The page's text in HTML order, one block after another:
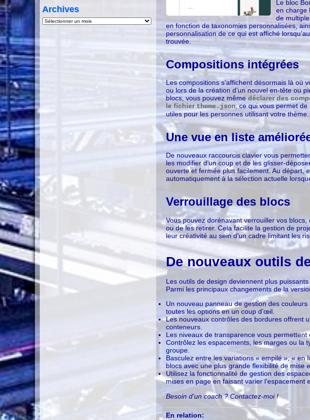
Archives
Archives
Le bloc
en charge
de
en fonction de taxonomies personnalisées,
personnalisation de ce qui est affiché
trouvée.
Compositions intégrées
Les compositions s’affichent désormais là où
ou lors de la création d’un nouvel en-tête ou
blocs, vous pouvez même déclarer des
le fichier theme.json, ce qui vous permet
utiles pour les personnes utilisant votre thème.
Une vue en liste
De nouveaux raccourcis clavier vous
les modifier d’un coup et de les glisser-
ouverte et fermée plus facilement. Au départ,
automatiquement à la sélection actuelle
Verrouillage des blocs
Vous pouvez dorénavant verrouiller vos
ou de les retirer. Cela facilite la gestion de
leur créativité au sein d’un cadre limitant les
De nouveaux outils
Les outils de design deviennent plus
Parmi les principaux changements de la
Un nouveau panneau de gestion des
toutes les options en un coup d’œil.
Les nouveaux contrôles des bordures offrent
conteneurs.
Les niveaux de transparence vous
Contrôlez les espacements, les marges ou la
groupe.
Basculez entre les variations « empilé », «
blocs avec une plus grande flexibilité de mise
Utilisez la fonctionnalité de gestion des
mises en page en faisant varier
Besoin d’un coach ? Contactez-moi !
En relation: